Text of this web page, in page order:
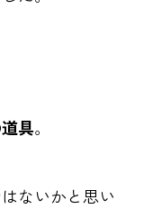
具。
ないかと思い